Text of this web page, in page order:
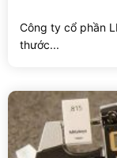
Công ty cổ phần
thước...